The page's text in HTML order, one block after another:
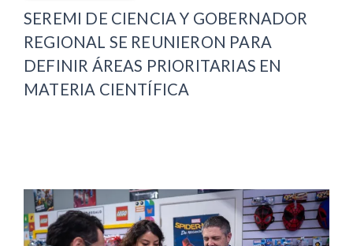
SEREMI DE CIENCIA Y GOBERNADOR
REGIONAL SE REUNIERON PARA
DEFINIR ÁREAS PRIORITARIAS EN
MATERIA CIENTÍFICA